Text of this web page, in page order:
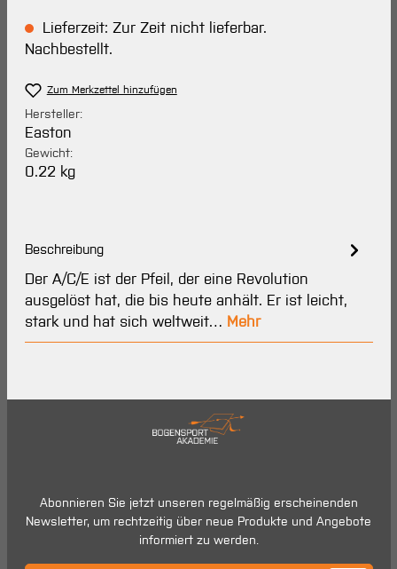
Lieferzeit: Zur Zeit nicht lieferbar.
Nachbestellt.
Zum Merkzettel hinzufügen
Hersteller:
Easton
Gewicht:
0.22 kg
Beschreibung
Der A/C/E ist der Pfeil, der eine Revolution
ausgelöst hat, die bis heute anhält. Er ist leicht,
stark und hat sich weltweit… Mehr
Abonnieren Sie jetzt unseren regelmäßig erscheinenden
Newsletter, um rechtzeitig über neue Produkte und Angebote
informiert zu werden.